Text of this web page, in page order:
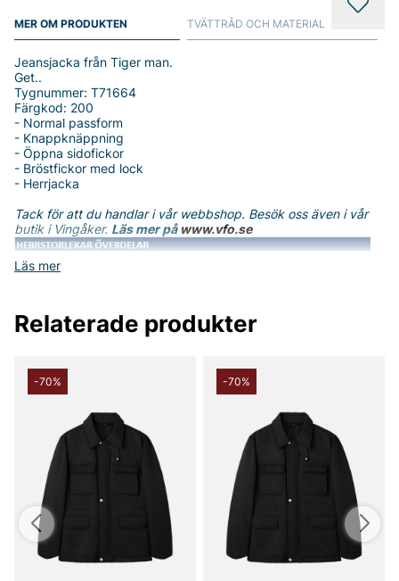
MER OM PRODUKTEN
Läs mer
Jeansjacka från Tiger man.
Get..
Tygnummer: T71664
Färgkod: 200
- Normal passform
- Knappknäppning
- Öppna sidofickor
- Bröstfickor med lock
- Herrjacka
Tack för att du handlar i vår webbshop. Besök oss även i vår
butik i Vingåker. Läs mer på www.vfo.se
TVÄTTRÅD OCH MATERIAL
Relaterade produkter
-70% -70%